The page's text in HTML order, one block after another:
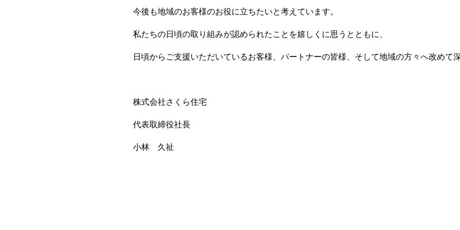
今後も地域のお客様のお役に立ちたいと考えています。
私たちの日頃の取り組みが認められたことを嬉しくに思うとともに、
日頃からご支援いただいているお客様、パートナーの皆様、そして地域の方々へ改めて
株式会社さくら住宅
代表取締役社長
小林 久祉